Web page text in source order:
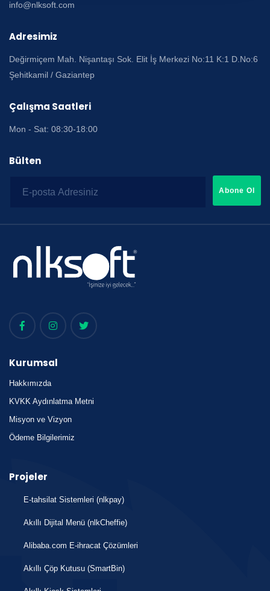
info@nlksoft.com
Adresimiz
Değirmiçem Mah. Nişantaşı Sok. Elit İş Merkezi No:11 K:1 D.No:6
Şehitkamil / Gaziantep
Çalışma Saatleri
Mon - Sat: 08:30-18:00
Bülten
Abone Ol
Kurumsal
Hakkımızda
KVKK Aydınlatma Metni
Misyon ve Vizyon
Ödeme Bilgilerimiz
Projeler
E-tahsilat Sistemleri (nlkpay)
Akıllı Dijital Menü (nlkCheffie)
Alibaba.com E-ihracat Çözümleri
Akıllı Çöp Kutusu (SmartBin)